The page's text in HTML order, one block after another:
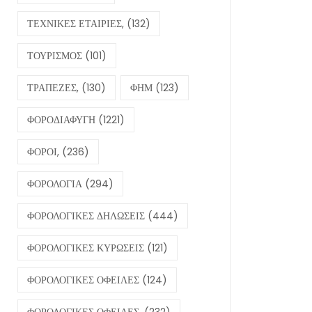
ΤΕΧΝΙΚΕΣ ΕΤΑΙΡΙΕΣ, (132)
ΤΟΥΡΙΣΜΟΣ (101)
ΤΡΑΠΕΖΕΣ, (130) ΦΗΜ (123)
ΦΟΡΟΔΙΑΦΥΓΗ (1221)
ΦΟΡΟΙ, (236)
ΦΟΡΟΛΟΓΙΑ (294)
ΦΟΡΟΛΟΓΙΚΕΣ ΔΗΛΩΣΕΙΣ (444)
ΦΟΡΟΛΟΓΙΚΕΣ ΚΥΡΩΣΕΙΣ (121)
ΦΟΡΟΛΟΓΙΚΕΣ ΟΦΕΙΛΕΣ (124)